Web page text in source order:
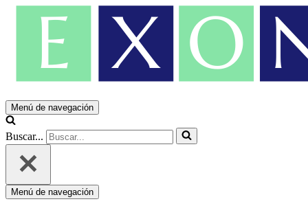
Menú de navegación
Buscar...
Menú de navegación